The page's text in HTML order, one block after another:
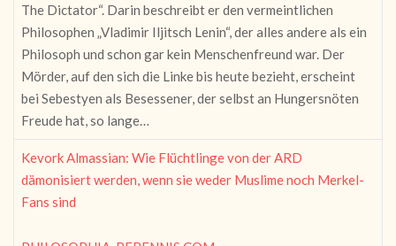
The Dictator“. Darin beschreibt er den vermeintlichen
Philosophen „Vladimir Iljitsch Lenin“, der alles andere als ein
Philosoph und schon gar kein Menschenfreund war. Der
Mörder, auf den sich die Linke bis heute bezieht, erscheint
bei Sebestyen als Besessener, der selbst an Hungersnöten
Freude hat, so lange…
Kevork Almassian: Wie Flüchtlinge von der ARD
dämonisiert werden, wenn sie weder Muslime noch Merkel-
Fans sind